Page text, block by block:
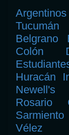
Argentinos
Tucumán
Belgrano
Colón
Huracán
Newell's
Rosario
Sarmiento
Vélez